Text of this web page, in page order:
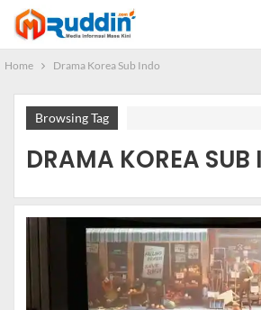
Home Drama Korea Sub Indo
Browsing Tag
DRAMA KOREA SUB